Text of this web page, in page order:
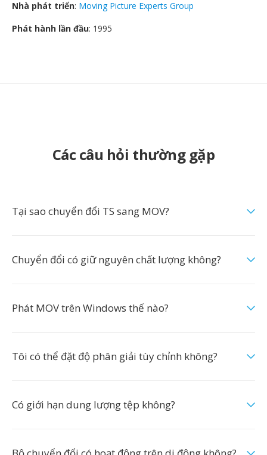
Nhà phát triển: Moving Picture Experts Group
Phát hành lần đầu: 1995
Các câu hỏi thường gặp
Tại sao chuyển đổi TS sang MOV?
Chuyển đổi có giữ nguyên chất lượng không?
Phát MOV trên Windows thế nào?
Tôi có thể đặt độ phân giải tùy chỉnh không?
Có giới hạn dung lượng tệp không?